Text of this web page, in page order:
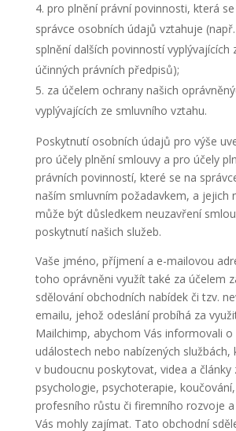
pro plnění právní povinnosti, která
správce osobních údajů vztahuje
splnění dalších povinností vyplývajících
účinných právních předpisů);
za účelem ochrany našich
vyplývajících ze smluvního vztahu.
Poskytnutí osobních údajů pro výše
pro účely plnění smlouvy a pro účely
právních povinností, které se na
naším smluvním požadavkem, a jejich
může být důsledkem neuzavření
poskytnutí našich služeb.
Vaše jméno, příjmení a e-mailovou
toho oprávněni využít také za účelem
sdělování obchodních nabídek či tzv.
emailu, jehož odeslání probíhá za
Mailchimp, abychom Vás informovali
událostech nebo nabízených službách,
v budoucnu poskytovat, videa a články
psychologie, psychoterapie,
profesního růstu či firemního rozvoje
Vás mohly zajímat. Tato obchodní